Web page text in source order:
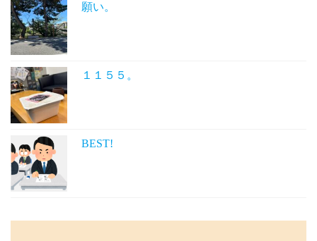
願い。
１１５５。
BEST!